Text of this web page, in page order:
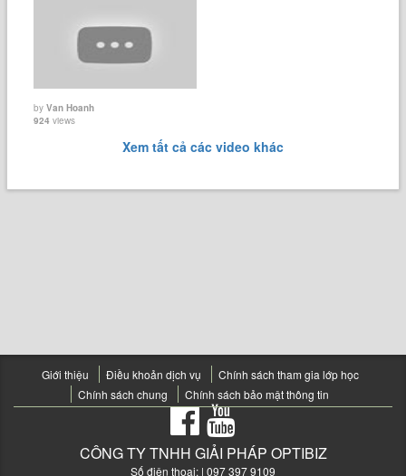
byVan Hoanh
924 views
Xem tất cả các video khác
Giới thiệu Điều khoản dịch vụ
Chính sách tham gia lớp học
Chính sách chung
Chính sách bảo mật thông tin
CÔNG TY TNHH GIẢI PHÁP OPTIBIZ
Số điện thoại: | 097 397 9109